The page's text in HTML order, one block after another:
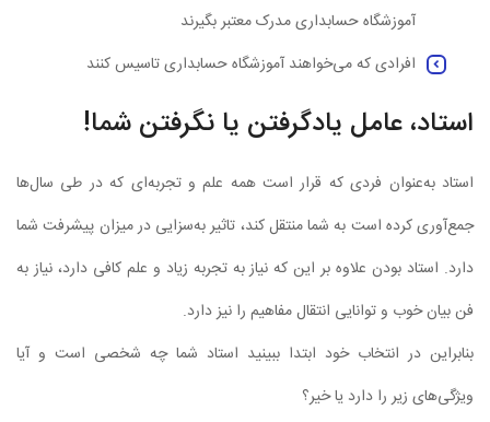
آموزشگاه حسابداری مدرک معتبر بگیرند
افرادی که می‌خواهند آموزشگاه حسابداری تاسیس کنند
استاد، عامل یادگرفتن یا نگرفتن شما!
استاد به‌عنوان فردی که قرار است همه علم و تجربه‌ای که در طی سال‌ها
جمع‌آوری کرده است به شما منتقل کند، تاثیر به‌سزایی در میزان پیشرفت شما
دارد. استاد بودن علاوه بر این که نیاز به تجربه زیاد و علم کافی دارد، نیاز به
فن بیان خوب و توانایی انتقال مفاهیم را نیز دارد.
بنابراین در انتخاب خود ابتدا ببینید استاد شما چه شخصی است و آیا
ویژگی‌های زیر را دارد یا خیر؟